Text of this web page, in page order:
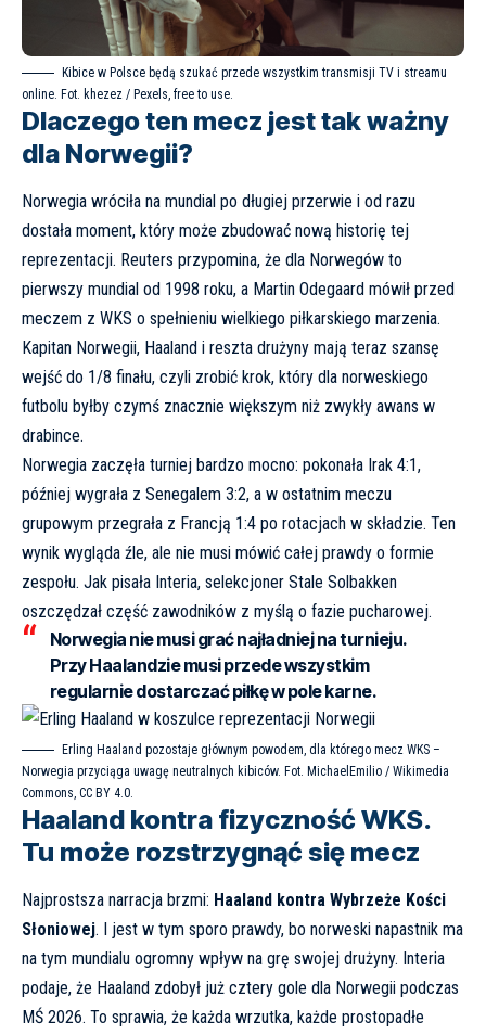
Kibice w Polsce będą szukać przede wszystkim transmisji TV i streamu
online. Fot. khezez / Pexels, free to use.
Dlaczego ten mecz jest tak ważny
dla Norwegii?
Norwegia wróciła na mundial po długiej przerwie i od razu
dostała moment, który może zbudować nową historię tej
reprezentacji. Reuters przypomina, że dla Norwegów to
pierwszy mundial od 1998 roku, a Martin Odegaard mówił przed
meczem z WKS o spełnieniu wielkiego piłkarskiego marzenia.
Kapitan Norwegii, Haaland i reszta drużyny mają teraz szansę
wejść do 1/8 finału, czyli zrobić krok, który dla norweskiego
futbolu byłby czymś znacznie większym niż zwykły awans w
drabince.
Norwegia zaczęła turniej bardzo mocno: pokonała Irak 4:1,
później wygrała z Senegalem 3:2, a w ostatnim meczu
grupowym przegrała z Francją 1:4 po rotacjach w składzie. Ten
wynik wygląda źle, ale nie musi mówić całej prawdy o formie
zespołu. Jak pisała Interia, selekcjoner Stale Solbakken
oszczędzał część zawodników z myślą o fazie pucharowej.
Norwegia nie musi grać najładniej na turnieju.
Przy Haalandzie musi przede wszystkim
regularnie dostarczać piłkę w pole karne.
Erling Haaland pozostaje głównym powodem, dla którego mecz WKS –
Norwegia przyciąga uwagę neutralnych kibiców. Fot. MichaelEmilio / Wikimedia
Commons, CC BY 4.0.
Haaland kontra fizyczność WKS.
Tu może rozstrzygnąć się mecz
Najprostsza narracja brzmi: Haaland kontra Wybrzeże Kości
Słoniowej. I jest w tym sporo prawdy, bo norweski napastnik ma
na tym mundialu ogromny wpływ na grę swojej drużyny. Interia
podaje, że Haaland zdobył już cztery gole dla Norwegii podczas
MŚ 2026. To sprawia, że każda wrzutka, każde prostopadłe